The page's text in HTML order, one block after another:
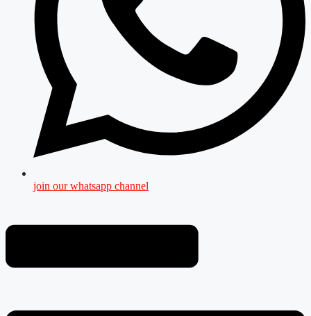
join our whatsapp channel